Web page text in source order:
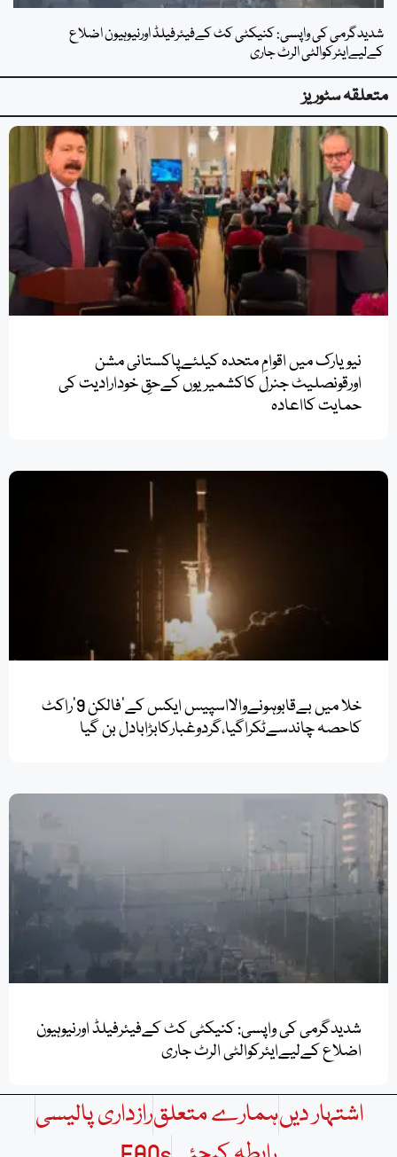
شدیدگرمی کی واپسی: کنیکٹی کٹ کےفیئرفیلڈ اورنیوہیون اضلاع
کےلیےایئرکوالٹی الرٹ جاری
متعلقہ سٹوریز
نیویارک میں اقوامِ متحدہ کیلئےپاکستانی مشن
اورقونصلیٹ جنرل کاکشمیریوں کےحقِ خودارادیت کی
حمایت کااعادہ
خلا میں بےقابوہونےوالااسپیس ایکس کے’فالکن 9’راکٹ
کاحصہ چاندسےٹکراگیا،گردوغبارکابڑابادل بن گیا
شدیدگرمی کی واپسی: کنیکٹی کٹ کےفیئرفیلڈ اورنیوہیون
اضلاع کےلیےایئرکوالٹی الرٹ جاری
اشتہار دیںہمارے متعلقرازداری پالیسی